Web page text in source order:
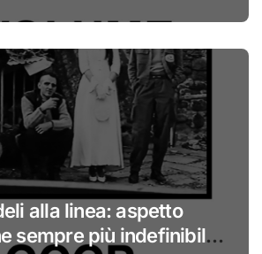
alla linea: aspetto
sempre più indefinibile